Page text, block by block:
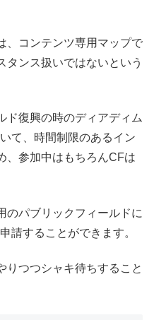
、コンテンツ専用マップで
タンス扱いではないという
ド復興の時のディアディム
て、時間制限のあるイン
、参加中はもちろんCFは
のパブリックフィールドに
請することができます。
りつつシャキ待ちすること